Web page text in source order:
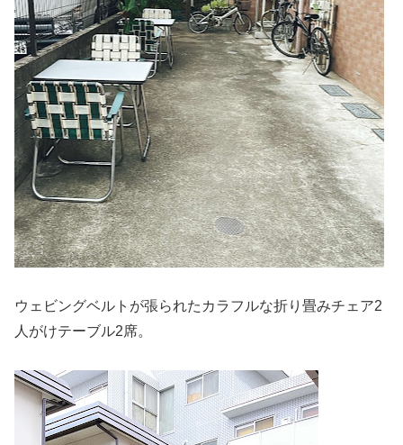
ウェビングベルトが張られたカラフルな折り畳みチェア2
人がけテーブル2席。